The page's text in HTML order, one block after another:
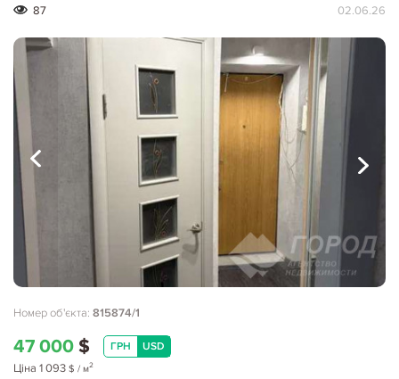
87 02.06.26
Номер об'єкта: 815874/1
47 000 $ ГРН USD
Ціна 1 093 $ / м2